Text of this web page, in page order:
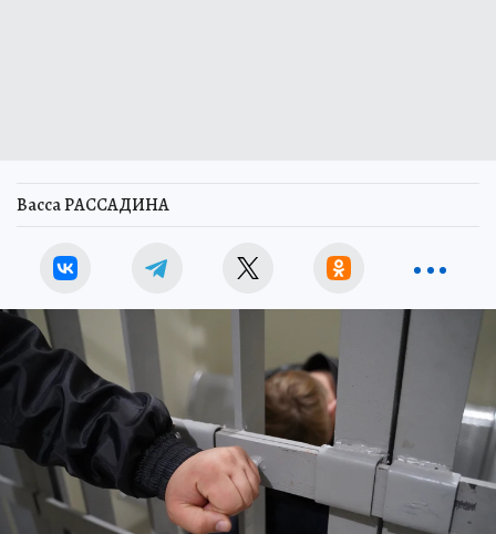
Васса РАССАДИНА